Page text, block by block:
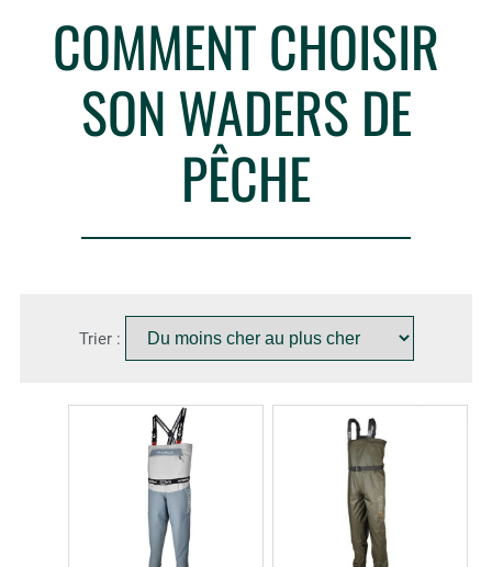
COMMENT CHOISIR
SON WADERS DE
PÊCHE
Trier :